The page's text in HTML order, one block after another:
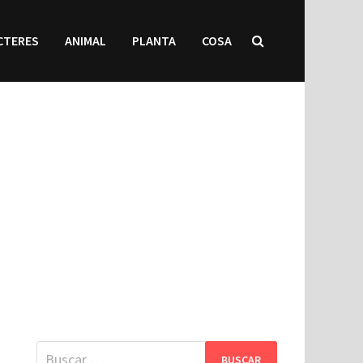
ANIMAL PLANTA COSA
Buscar: